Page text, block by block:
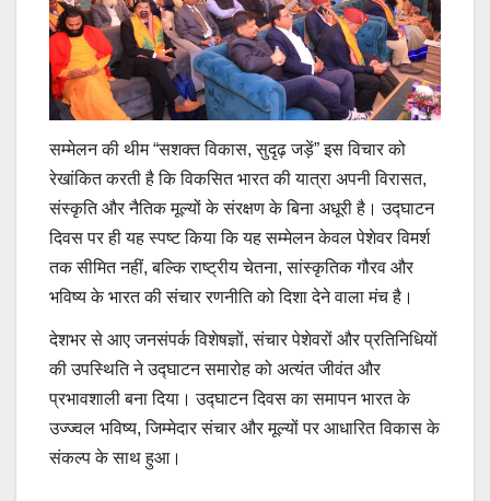
सम्मेलन की थीम “सशक्त विकास, सुदृढ़ जड़ें” इस विचार को
रेखांकित करती है कि विकसित भारत की यात्रा अपनी विरासत,
संस्कृति और नैतिक मूल्यों के संरक्षण के बिना अधूरी है। उद्घाटन
दिवस पर ही यह स्पष्ट किया कि यह सम्मेलन केवल पेशेवर विमर्श
तक सीमित नहीं, बल्कि राष्ट्रीय चेतना, सांस्कृतिक गौरव और
भविष्य के भारत की संचार रणनीति को दिशा देने वाला मंच है।
देशभर से आए जनसंपर्क विशेषज्ञों, संचार पेशेवरों और प्रतिनिधियों
की उपस्थिति ने उद्घाटन समारोह को अत्यंत जीवंत और
प्रभावशाली बना दिया। उद्घाटन दिवस का समापन भारत के
उज्ज्वल भविष्य, जिम्मेदार संचार और मूल्यों पर आधारित विकास के
संकल्प के साथ हुआ।